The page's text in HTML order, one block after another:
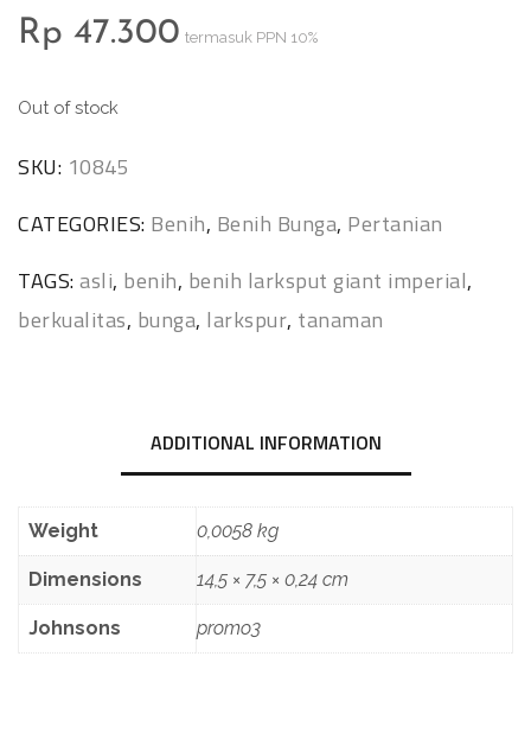
Rp 47.300 termasuk PPN 10%
Out of stock
SKU: 10845
CATEGORIES: Benih, Benih Bunga, Pertanian
TAGS:asli, benih, benih larksput giant imperial,
berkualitas, bunga, larkspur, tanaman
ADDITIONAL INFORMATION
Weight 0,0058 kg
Dimensions 14,5 × 7,5 × 0,24 cm
Johnsons promo3